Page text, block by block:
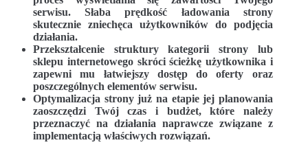
serwisu. Słaba prędkość ładowania strony
skutecznie zniechęca użytkowników do podjęcia
działania.
Przekształcenie struktury kategorii strony lub
sklepu internetowego skróci ścieżkę użytkownika i
zapewni mu łatwiejszy dostęp do oferty oraz
poszczególnych elementów serwisu.
Optymalizacja strony już na etapie jej planowania
zaoszczędzi Twój czas i budżet, które należy
przeznaczyć na działania naprawcze związane z
implementacją właściwych rozwiązań.